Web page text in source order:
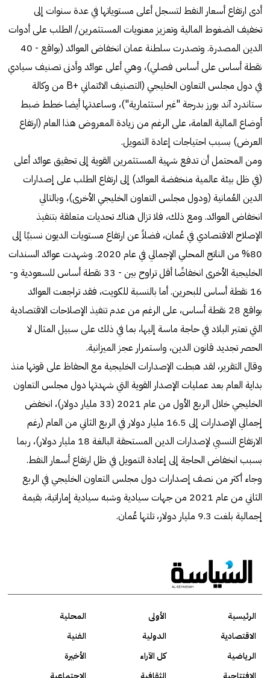
أدى ارتفاع أسعار النفط لتسجل أعلى مستوياتها في عدة سنوات إلى
تخفيف الضغوط المالية وتعزيز معنويات المستثمرين/ الطلب على أدوات
الدين المصدرة. وتصدرت سلطنة عمان انخفاض العوائد (بواقع - 40
نقطة أساس على أساس فصلي)، وهي أعلى عوائد وأدنى تصنيف سيادي
في دول مجلس التعاون الخليجي (التصنيف الائتماني +B من وكالة
ستاندرد آند بورز بدرجة "غير استثمارية")، وساعدتها أيضا خطط ضبط
أوضاع المالية العامة، على الرغم من زيادة المعروض هذا العام (ارتفاع
العرض) بسبب احتياجات إعادة التمويل.
ومن المحتمل أن تدفع شهية المستثمرين القوية إلى تحقيق عوائد أعلى
(في ظل بيئة عالمية منخفضة العوائد) إلى ارتفاع الطلب على إصدارات
الدين العُمانية (ودول مجلس التعاون الخليجي الأخرى)، وبالتالي
انخفاض العوائد. ومع ذلك، فلا تزال هناك تحديات متعلقة بتنفيذ
الإصلاح الاقتصادي في عُمان، فضلاً عن ارتفاع مستويات الديون نسبيًا إلى
80% من الناتج المحلي الإجمالي في عام 2020. وشهدت عوائد السندات
الخليجية الأخرى انخفاضًا أقل تراوح بين - 33 نقطة أساس للسعودية و-
16 نقطة أساس للبحرين. أما بالنسبة للكويت، فقد تراجعت العوائد
بواقع 28 نقطة أساس، على الرغم من عدم تنفيذ الإصلاحات الاقتصادية
التي تعتبر البلاد في حاجة ماسة إليها، بما في ذلك على سبيل المثال لا
الحصر تجديد قانون الدين، واستمرار عجز الميزانية.
وقال التقرير، لقد هبطت الإصدارات الخليجية مع الحفاظ على قوتها منذ
بداية العام بعد عمليات الإصدار القوية التي شهدتها دول مجلس التعاون
الخليجي خلال الربع الأول من عام 2021 (33 مليار دولار)، انخفض
إجمالي الإصدارات إلى 16.5 مليار دولار في الربع الثاني من العام (رغم
الارتفاع النسبي لإصدارات الدين المستحقة البالغة 18 مليار دولار)، ربما
بسبب انخفاض الحاجة إلى إعادة التمويل في ظل ارتفاع أسعار النفط.
وجاء أكثر من نصف إصدارات دول مجلس التعاون الخليجي في الربع
الثاني من عام 2021 من جهات سيادية وشبه سيادية إماراتية، بقيمة
إجمالية بلغت 9.3 مليار دولار، تلتها عُمان.
الرئيسية الأولى
المحلية
الاقتصادية
الدولية
الفنية
الرياضية
كل الآراء
الأخيرة